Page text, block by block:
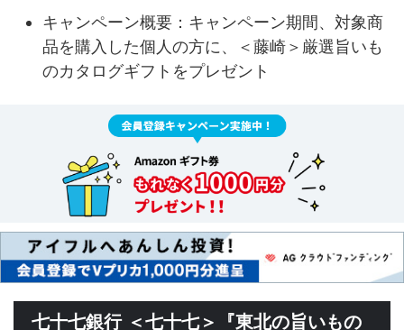
キャンペーン概要：キャンペーン期間、対象商
品を購入した個人の方に、＜藤崎＞厳選旨いも
のカタログギフトをプレゼント
七十七銀行 ＜七十七＞『東北の旨いもの